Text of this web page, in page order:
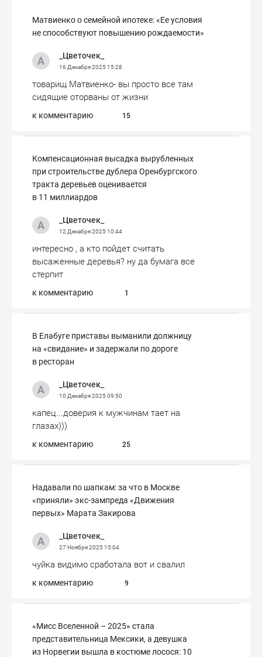
Матвиенко о семейной ипотеке: «Ее условия
не способствуют повышению рождаемости»
_Цветочек_
16 Декабря 202515:28
товарищ Матвиенко- вы просто все там
сидящие оторваны от жизни
к комментарию 15
Компенсационная высадка вырубленных
при строительстве дублера Оренбургского
тракта деревьев оценивается
в 11 миллиардов
_Цветочек_
12 Декабря 202510:44
интересно , а кто пойдет считать
высаженные деревья? ну да бумага все
стерпит
к комментарию 1
В Елабуге приставы выманили должницу
на «свидание» и задержали по дороге
в ресторан
_Цветочек_
10 Декабря 202509:50
капец...доверия к мужчинам тает на
глазах)))
к комментарию 25
Надавали по шапкам: за что в Москве
«приняли» экс-зампреда «Движения
первых» Марата Закирова
_Цветочек_
27 Ноября 202515:04
чуйка видимо сработала вот и свалил
к комментарию 9
«Мисс Вселенной – 2025» стала
представительница Мексики, а девушка
из Норвегии вышла в костюме лосося: 10